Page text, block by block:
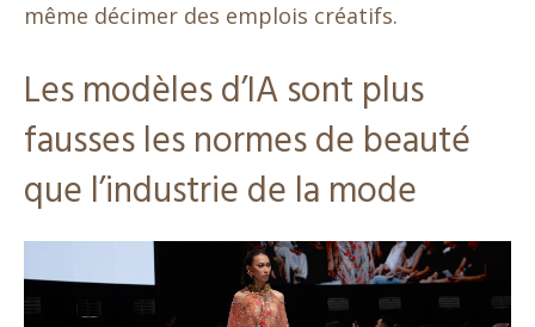
même décimer des emplois créatifs.
Les modèles d’IA sont plus
fausses les normes de beauté
que l’industrie de la mode